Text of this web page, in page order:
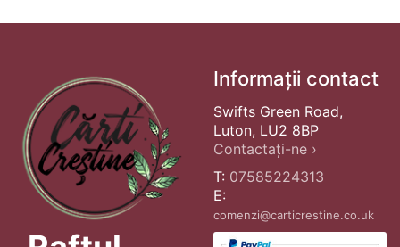
Informații contact
Swifts Green Road,
Luton, LU2 8BP
Contactați-ne ›
T: 07585224313
E:
comenzi@carticrestine.co.uk